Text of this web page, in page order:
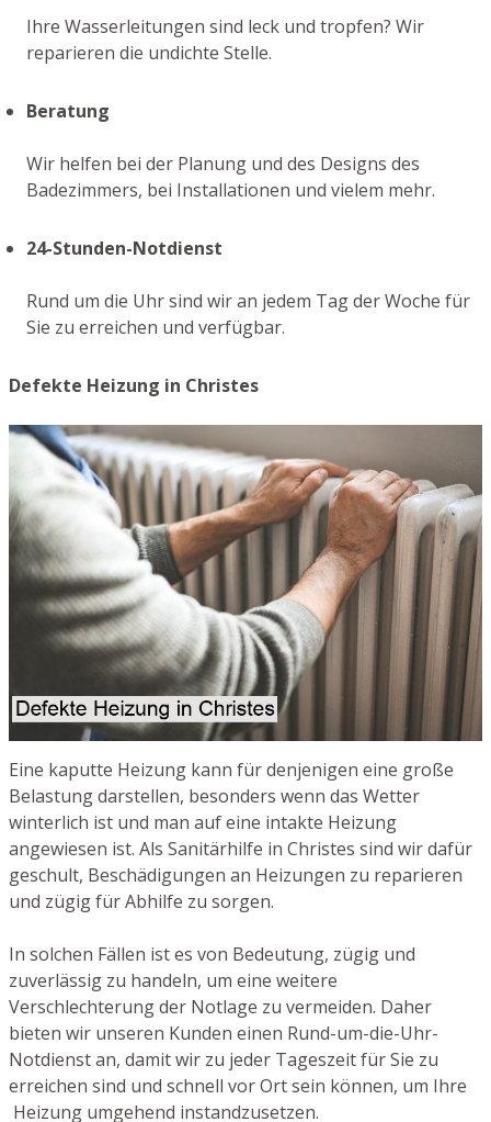
Ihre Wasserleitungen sind leck und tropfen? Wir
reparieren die undichte Stelle.
Beratung
Wir helfen bei der Planung und des Designs des
Badezimmers, bei Installationen und vielem mehr.
24-Stunden-Notdienst
Rund um die Uhr sind wir an jedem Tag der Woche für
Sie zu erreichen und verfügbar.
Defekte Heizung in Christes
Eine kaputte Heizung kann für denjenigen eine große
Belastung darstellen, besonders wenn das Wetter
winterlich ist und man auf eine intakte Heizung
angewiesen ist. Als Sanitärhilfe in Christes sind wir dafür
geschult, Beschädigungen an Heizungen zu reparieren
und zügig für Abhilfe zu sorgen.
In solchen Fällen ist es von Bedeutung, zügig und
zuverlässig zu handeln, um eine weitere
Verschlechterung der Notlage zu vermeiden. Daher
bieten wir unseren Kunden einen Rund-um-die-Uhr-
Notdienst an, damit wir zu jeder Tageszeit für Sie zu
erreichen sind und schnell vor Ort sein können, um Ihre
Heizung umgehend instandzusetzen.